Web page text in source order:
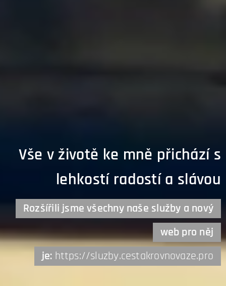
Vše v životě ke mně přichází s
lehkostí radostí a slávou
Rozšířili jsme všechny naše služby a nový
web pro něj
je: https://sluzby.cestakrovnovaze.pro